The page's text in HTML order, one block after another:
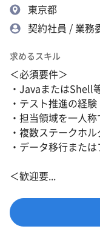
東京都
契約社員 / 業務
求めるスキル
＜必須要件＞
・JavaまたはShell
・テスト推進の経験
・担当領域を一人
・複数ステークホ
・データ移行また
＜歓迎要...